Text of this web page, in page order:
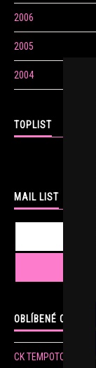
2006
2005
2004
TOPLIST
MAIL LIST
OBLÍBENÉ ODKAZY
CK TEMPOTOURS